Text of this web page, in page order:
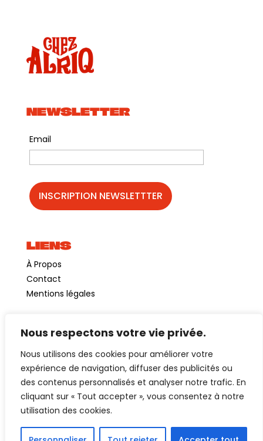
Nous respectons votre vie privée.
Nous utilisons des cookies pour améliorer votre
expérience de navigation, diffuser des publicités ou
des contenus personnalisés et analyser notre trafic. En
cliquant sur « Tout accepter », vous consentez à notre
utilisation des cookies.
NEWSLETTER
Email
LIENS
À Propos
Contact
Mentions légales
©GuinguetteChezAlriq2026
Création site internetYOSOY studio